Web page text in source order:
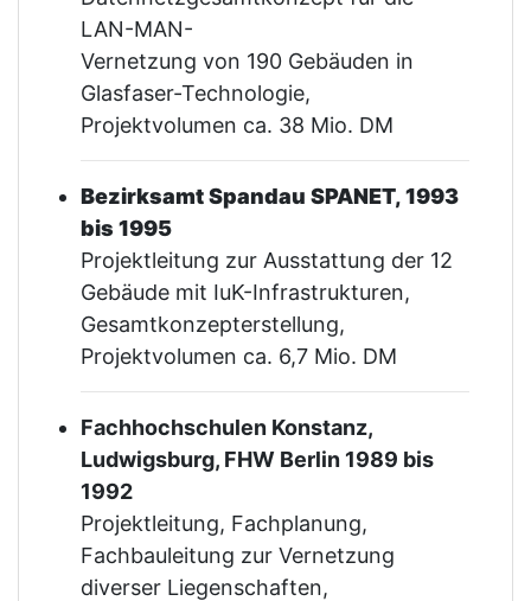
LAN-MAN-
Vernetzung von 190 Gebäuden in
Glasfaser-Technologie,
Projektvolumen ca. 38 Mio. DM
Bezirksamt Spandau SPANET, 1993
bis 1995
Projektleitung zur Ausstattung der 12
Gebäude mit IuK-Infrastrukturen,
Gesamtkonzepterstellung,
Projektvolumen ca. 6,7 Mio. DM
Fachhochschulen Konstanz,
Ludwigsburg, FHW Berlin 1989 bis
1992
Projektleitung, Fachplanung,
Fachbauleitung zur Vernetzung
diverser Liegenschaften,